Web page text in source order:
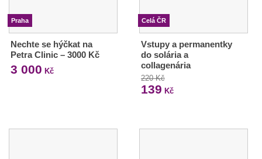
Praha
Nechte se hýčkat na
Petra Clinic – 3000 Kč
3 000 Kč
Celá ČR
Vstupy a permanentky
do solária a
collagenária
220 Kč
139 Kč